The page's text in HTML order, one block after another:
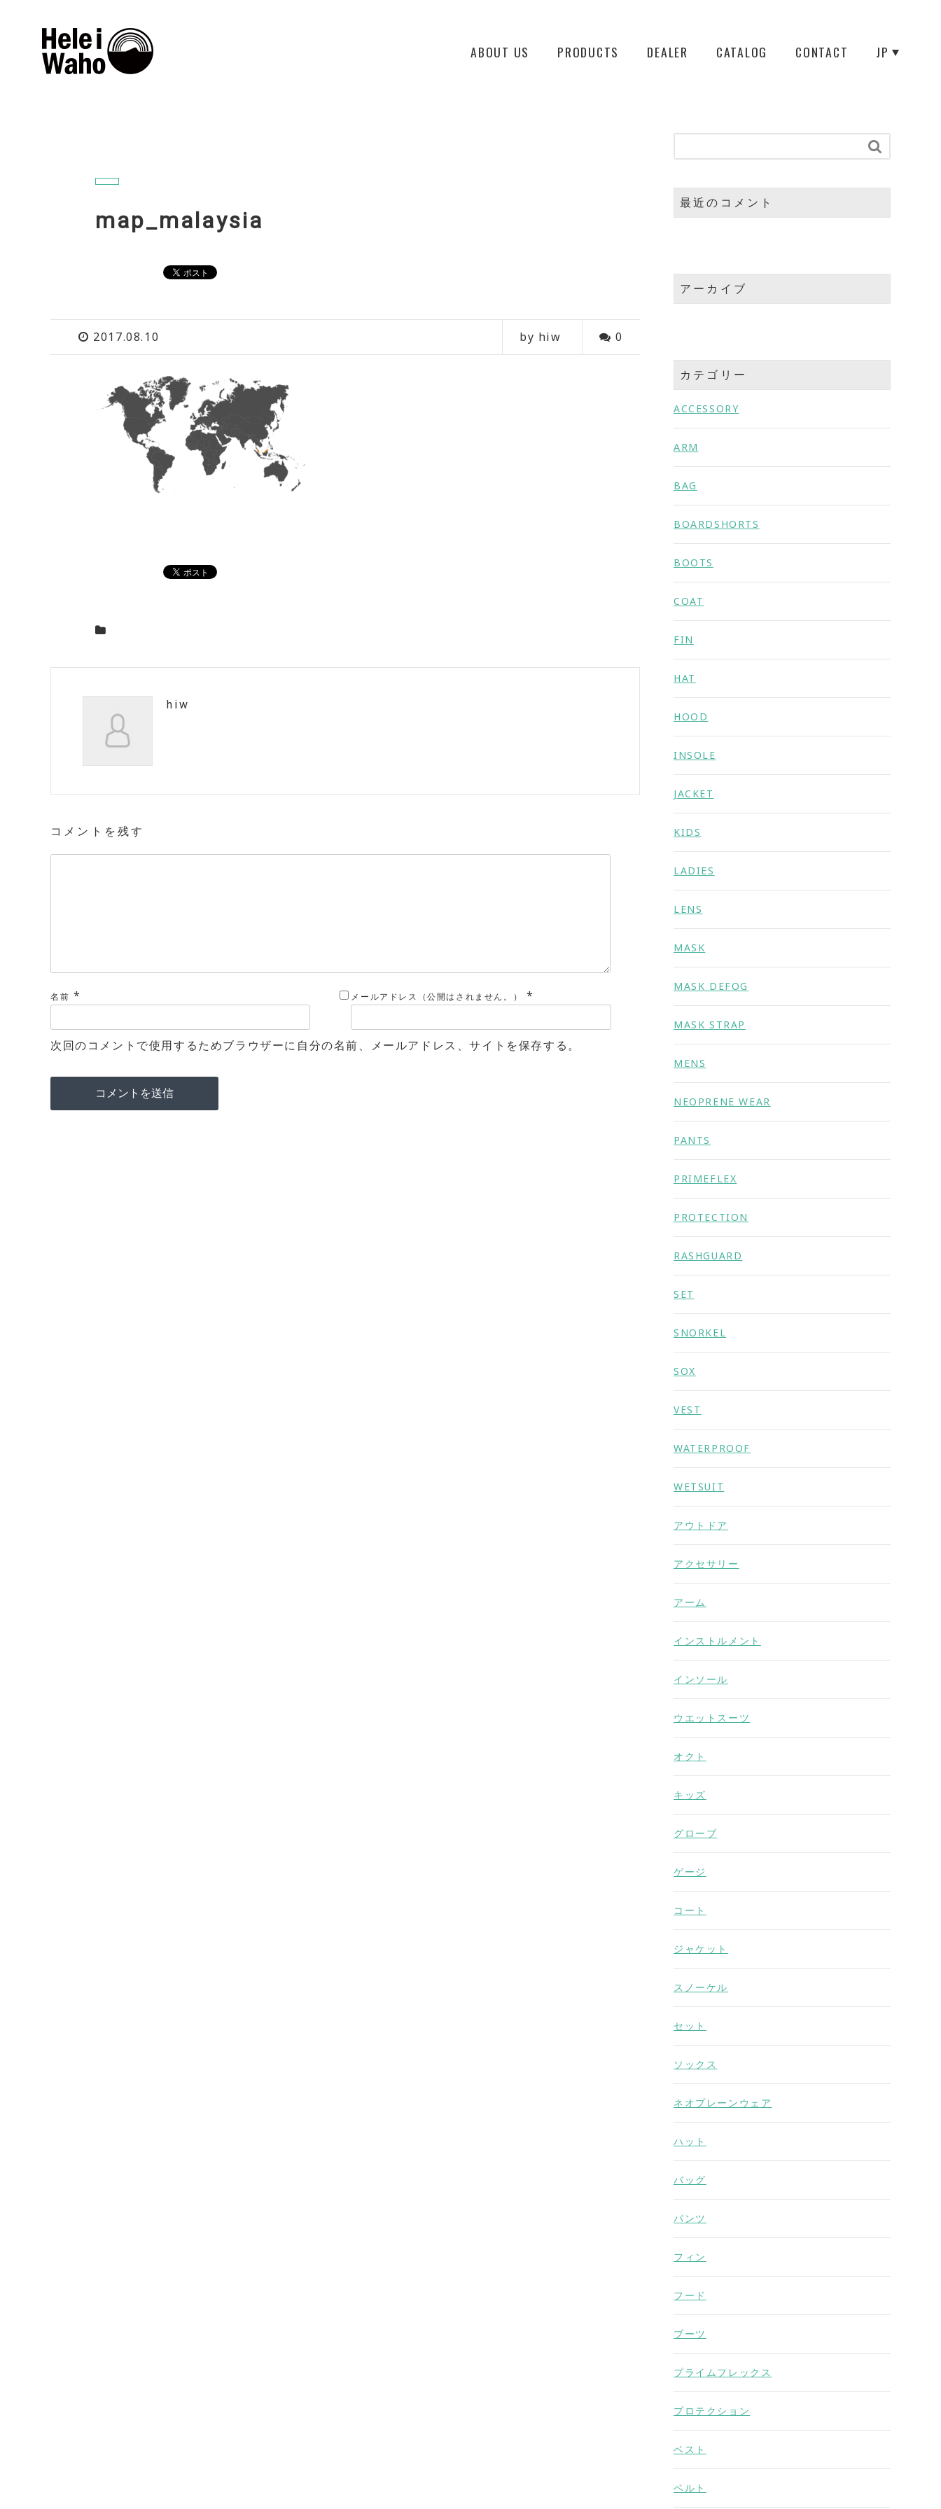
ABOUT US PRODUCTS DEALER CATALOG CONTACT JP
map_malaysia
2017.08.10 by hiw 0
hiw
コメントを残す
名前 * メールアドレス（公開はされません。） *
次回のコメントで使用するためブラウザーに自分の名前、メールアドレス、サイトを保存する。

最近のコメント
アーカイブ
カテゴリー
ACCESSORY
ARM
BAG
BOARDSHORTS
BOOTS
COAT
FIN
HAT
HOOD
INSOLE
JACKET
KIDS
LADIES
LENS
MASK
MASK DEFOG
MASK STRAP
MENS
NEOPRENE WEAR
PANTS
PRIMEFLEX
PROTECTION
RASHGUARD
SET
SNORKEL
SOX
VEST
WATERPROOF
WETSUIT
アウトドア
アクセサリー
アーム
インストルメント
インソール
ウエットスーツ
オクト
キッズ
グローブ
ゲージ
コート
ジャケット
スノーケル
セット
ソックス
ネオプレーンウェア
ハット
バッグ
パンツ
フィン
フード
ブーツ
プライムフレックス
プロテクション
ベスト
ベルト